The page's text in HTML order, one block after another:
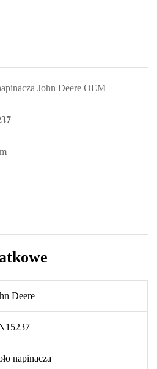
John Deere OEM
Deere
napinacza